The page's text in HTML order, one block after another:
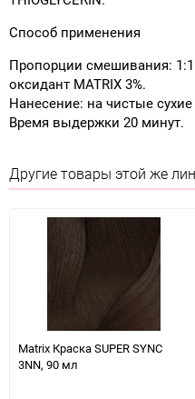
Способ применения
Пропорции смешивания: 1:1
оксидант MATRIX 3%.
Нанесение: на чистые
Время выдержки 20 минут.
Другие товары этой же
Matrix Краска SUPER SYNC
3NN, 90 мл